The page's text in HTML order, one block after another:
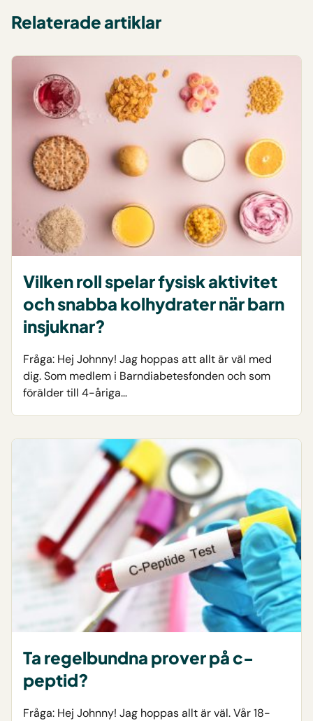
Relaterade artiklar
Vilken roll spelar fysisk aktivitet
och snabba kolhydrater när barn
insjuknar?
Fråga: Hej Johnny! Jag hoppas att allt är väl med
dig. Som medlem i Barndiabetesfonden och som
förälder till 4-åriga…
Ta regelbundna prover på c-
peptid?
Fråga: Hej Johnny! Jag hoppas allt är väl. Vår 18-